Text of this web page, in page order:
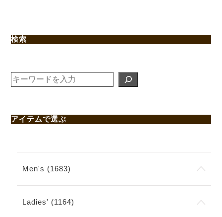
検索
索
アイテムで選ぶ
Men's (1683)
Ladies' (1164)